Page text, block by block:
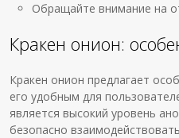
Обращайте внимание на
Кракен онион:
Кракен онион предлагает
его удобным для
является высокий уровень
безопасно